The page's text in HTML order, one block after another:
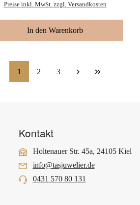
Preise inkl. MwSt. zzgl. Versandkosten
In den Warenkorb
Seite
1 Seite
2 Seite
3
Kontakt
Holtenauer Str. 45a, 24105 Kiel
info@tasjuwelier.de
0431 570 80 131